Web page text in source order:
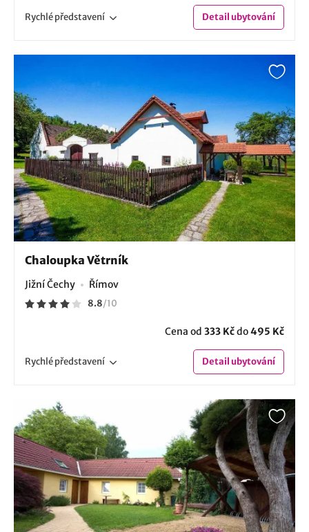
Rychlépředstavení Detailubytování
Chaloupka Větrník
Jižní Čechy Římov
8.8/10
Cena od 333 Kčdo495 Kč
Rychlépředstavení Detailubytování